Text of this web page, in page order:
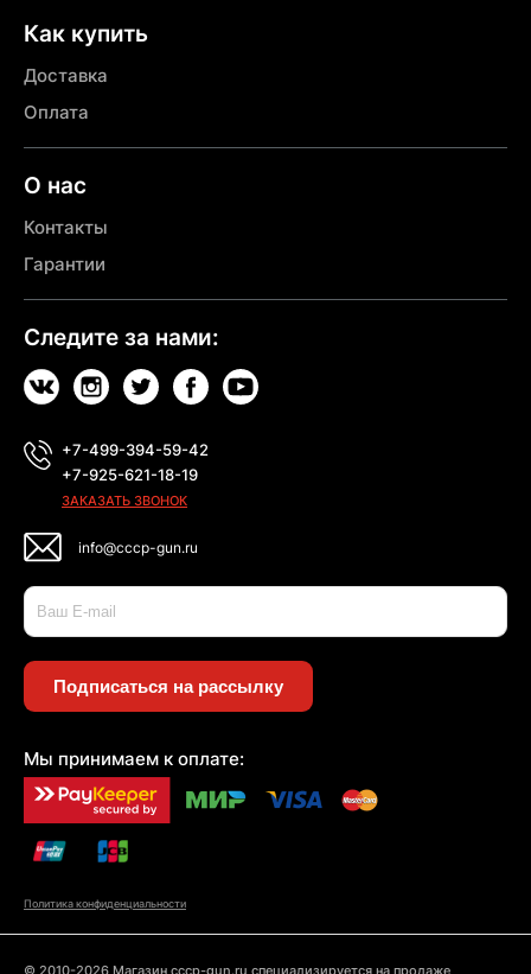
Как купить
Доставка
Оплата
О нас
Контакты
Гарантии
Следите за нами:
+7-499-394-59-42
+7-925-621-18-19
ЗАКАЗАТЬ ЗВОНОК
info@cccp-gun.ru
Подписаться на рассылку
Мы принимаем к оплате:
Политика конфиденциальности